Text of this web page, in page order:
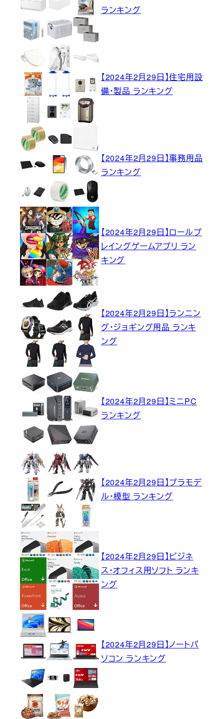
ランキング
【2024年2月29日】住宅用設
備・製品 ランキング
【2024年2月29日】事務用品
ランキング
【2024年2月29日】ロールプ
レイングゲームアプリ ラン
キング
【2024年2月29日】ランニン
グ・ジョギング用品 ランキ
ング
【2024年2月29日】ミニPC
ランキング
【2024年2月29日】プラモデ
ル・模型 ランキング
【2024年2月29日】ビジネ
ス・オフィス用ソフト ランキ
ング
【2024年2月29日】ノートパ
ソコン ランキング